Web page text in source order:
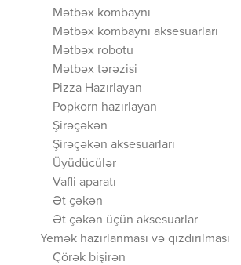
Mətbəx kombaynı
Mətbəx kombaynı aksesuarları
Mətbəx robotu
Mətbəx tərəzisi
Pizza Hazırlayan
Popkorn hazırlayan
Şirəçəkən
Şirəçəkən aksesuarları
Üyüdücülər
Vafli aparatı
Ət çəkən
Ət çəkən üçün aksesuarlar
Yemək hazırlanması və qızdırılması
Çörək bişirən